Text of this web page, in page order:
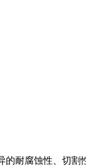
的耐腐蚀性、切割